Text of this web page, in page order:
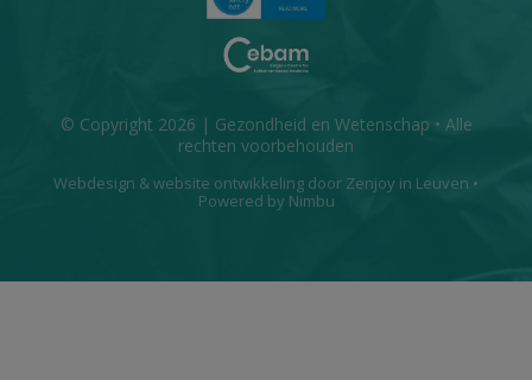
© Copyright 2026 | Gezondheid en Wetenschap • Alle
rechten voorbehouden
Webdesign &website ontwikkeling door Zenjoy in Leuven •
Powered by Nimbu